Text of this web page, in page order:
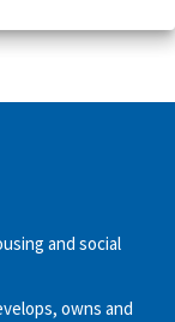
and social
owns and